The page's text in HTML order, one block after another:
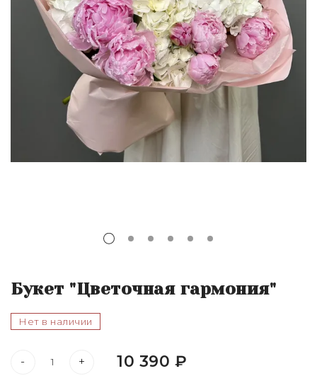
Букет "Цветочная гармония"
Нет в наличии
- + 10 390 ₽